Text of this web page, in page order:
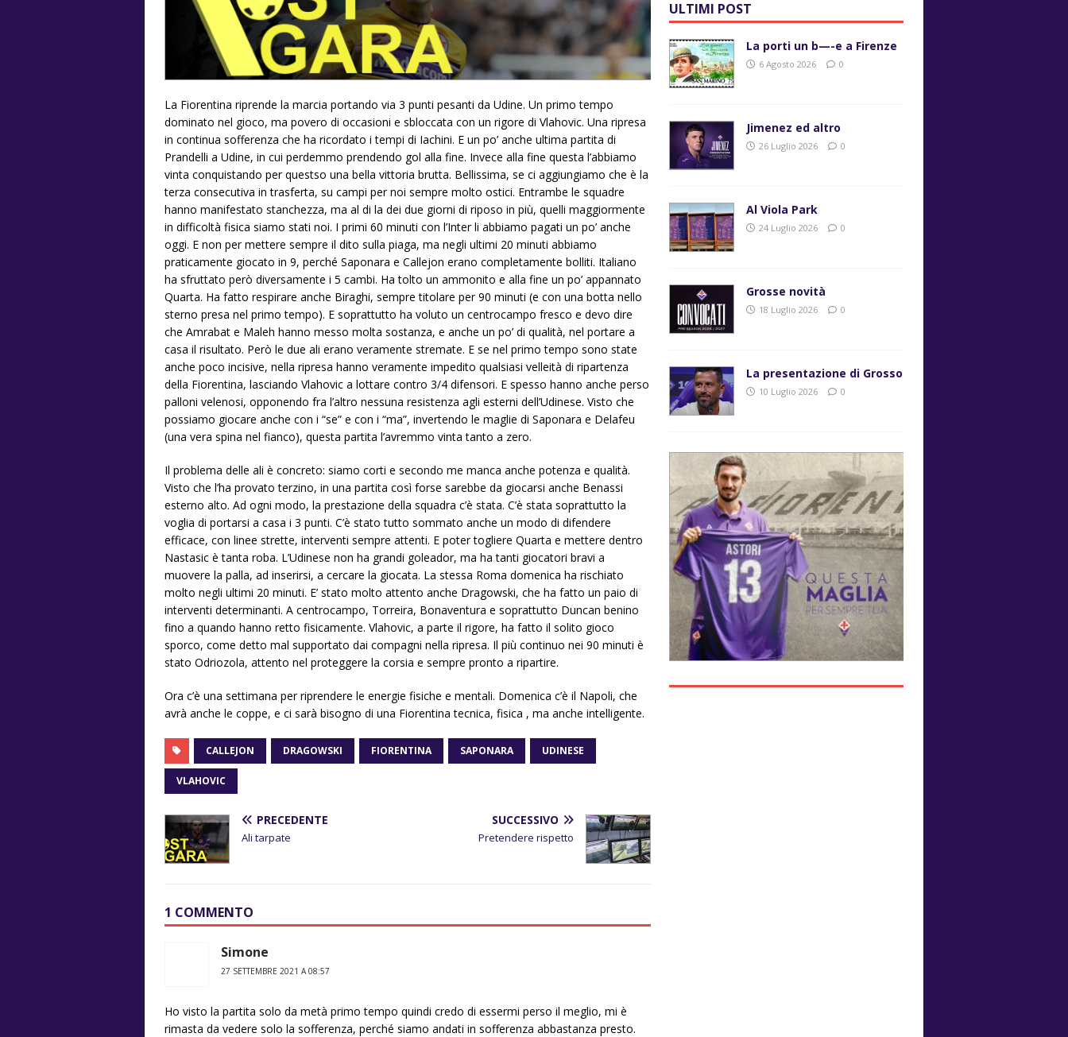
La Fiorentina riprende la marcia portando via 3 punti pesanti da Udine. Un primo tempo
dominato nel gioco, ma povero di occasioni e sbloccata con un rigore di Vlahovic. Una ripresa
in continua sofferenza che ha ricordato i tempi di Iachini. E un po’ anche ultima partita di
Prandelli a Udine, in cui perdemmo prendendo gol alla fine. Invece alla fine questa l’abbiamo
vinta conquistando per questso una bella vittoria brutta. Bellissima, se ci aggiungiamo che è la
terza consecutiva in trasferta, su campi per noi sempre molto ostici. Entrambe le squadre
hanno manifestato stanchezza, ma al di la dei due giorni di riposo in più, quelli maggiormente
in difficoltà fisica siamo stati noi. I primi 60 minuti con l’Inter li abbiamo pagati un po’ anche
oggi. E non per mettere sempre il dito sulla piaga, ma negli ultimi 20 minuti abbiamo
praticamente giocato in 9, perché Saponara e Callejon erano completamente bolliti. Italiano
ha sfruttato però diversamente i 5 cambi. Ha tolto un ammonito e alla fine un po’ appannato
Quarta. Ha fatto respirare anche Biraghi, sempre titolare per 90 minuti (e con una botta nello
sterno presa nel primo tempo). E soprattutto ha voluto un centrocampo fresco e devo dire
che Amrabat e Maleh hanno messo molta sostanza, e anche un po’ di qualità, nel portare a
casa il risultato. Però le due ali erano veramente stremate. E se nel primo tempo sono state
anche poco incisive, nella ripresa hanno veramente impedito qualsiasi velleità di ripartenza
della Fiorentina, lasciando Vlahovic a lottare contro 3/4 difensori. E spesso hanno anche perso
palloni velenosi, opponendo fra l’altro nessuna resistenza agli esterni dell’Udinese. Visto che
possiamo giocare anche con i “se” e con i “ma”, invertendo le maglie di Saponara e Delafeu
(una vera spina nel fianco), questa partita l’avremmo vinta tanto a zero.
Il problema delle ali è concreto: siamo corti e secondo me manca anche potenza e qualità.
Visto che l’ha provato terzino, in una partita così forse sarebbe da giocarsi anche Benassi
esterno alto. Ad ogni modo, la prestazione della squadra c’è stata. C’è stata soprattutto la
voglia di portarsi a casa i 3 punti. C’è stato tutto sommato anche un modo di difendere
efficace, con linee strette, interventi sempre attenti. E poter togliere Quarta e mettere dentro
Nastasic è tanta roba. L’Udinese non ha grandi goleador, ma ha tanti giocatori bravi a
muovere la palla, ad inserirsi, a cercare la giocata. La stessa Roma domenica ha rischiato
molto negli ultimi 20 minuti. E’ stato molto attento anche Dragowski, che ha fatto un paio di
interventi determinanti. A centrocampo, Torreira, Bonaventura e soprattutto Duncan benino
fino a quando hanno retto fisicamente. Vlahovic, a parte il rigore, ha fatto il solito gioco
sporco, come detto mal supportato dai compagni nella ripresa. Il più continuo nei 90 minuti è
stato Odriozola, attento nel proteggere la corsia e sempre pronto a ripartire.
Ora c’è una settimana per riprendere le energie fisiche e mentali. Domenica c’è il Napoli, che
avrà anche le coppe, e ci sarà bisogno di una Fiorentina tecnica, fisica , ma anche intelligente.
CALLEJON DRAGOWSKI FIORENTINA SAPONARA UDINESE
VLAHOVIC
PRECEDENTE
Ali tarpate
SUCCESSIVO
Pretendere rispetto
1 COMMENTO
Simone
27 SETTEMBRE 2021 A 08:57
Ho visto la partita solo da metà primo tempo quindi credo di essermi perso il meglio, mi è
rimasta da vedere solo la sofferenza, perché siamo andati in sofferenza abbastanza presto.
ULTIMI POST
La porti un b—-e a Firenze
6 Agosto 2026 0
Jimenez ed altro
26 Luglio 2026 0
Al Viola Park
24 Luglio 2026 0
Grosse novità
18 Luglio 2026 0
La presentazione di Grosso
10 Luglio 2026 0